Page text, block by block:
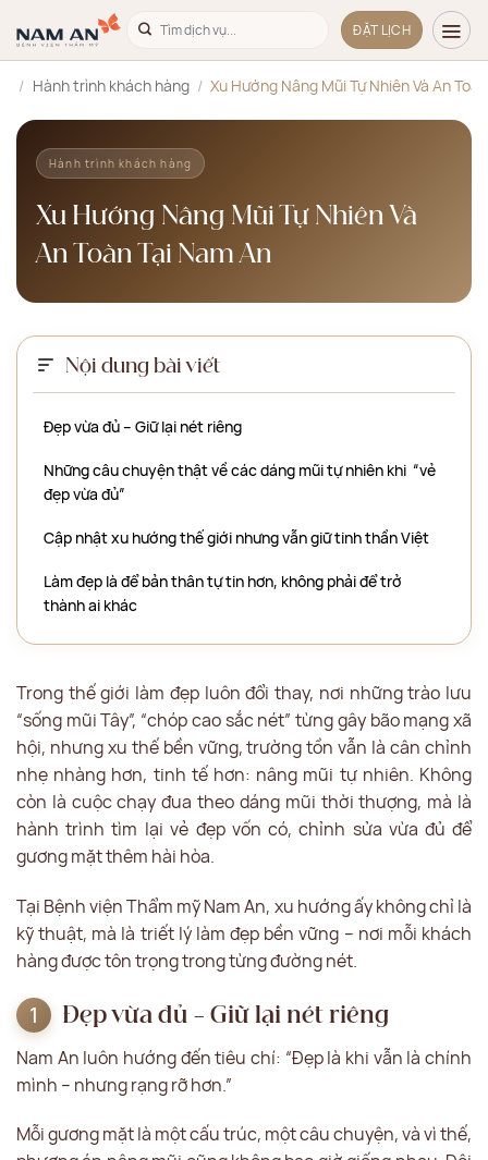
qua
nội
dung
ĐẶT LỊCH
/ Hành trình khách hàng / Xu Hướng Nâng Mũi Tự Nhiên Và An
Hành trình khách hàng
Xu Hướng Nâng Mũi Tự Nhiên Và
An Toàn Tại Nam An
Nội dung bài viết
Đẹp vừa đủ – Giữ lại nét riêng
Những câu chuyện thật về các dáng mũi tự nhiên khi “vẻ
đẹp vừa đủ”
Cập nhật xu hướng thế giới nhưng vẫn giữ tinh thần Việt
Làm đẹp là để bản thân tự tin hơn, không phải để trở
thành ai khác
Trong thế giới làm đẹp luôn đổi thay, nơi những trào lưu
“sống mũi Tây”, “chóp cao sắc nét” từng gây bão mạng xã
hội, nhưng xu thế bền vững, trường tồn vẫn là cân chỉnh
nhẹ nhàng hơn, tinh tế hơn: nâng mũi tự nhiên. Không
còn là cuộc chạy đua theo dáng mũi thời thượng, mà là
hành trình tìm lại vẻ đẹp vốn có, chỉnh sửa vừa đủ để
gương mặt thêm hài hòa.
Tại Bệnh viện Thẩm mỹ Nam An, xu hướng ấy không chỉ là
kỹ thuật, mà là triết lý làm đẹp bền vững – nơi mỗi khách
hàng được tôn trọng trong từng đường nét.
Đẹp vừa đủ – Giữ lại nét riêng
Nam An luôn hướng đến tiêu chí: “Đẹp là khi vẫn là chính
mình – nhưng rạng rỡ hơn.”
Mỗi gương mặt là một cấu trúc, một câu chuyện, và vì thế,